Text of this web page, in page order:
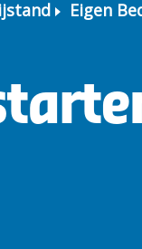
Eigen